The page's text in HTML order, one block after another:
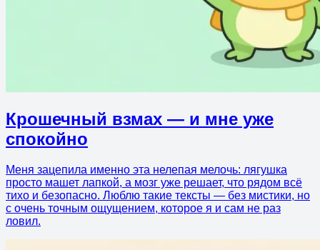
Крошечный взмах — и мне уже
спокойно
Меня зацепила именно эта нелепая мелочь: лягушка
просто машет лапкой, а мозг уже решает, что рядом всё
тихо и безопасно. Люблю такие тексты — без мистики, но
с очень точным ощущением, которое я и сам не раз
ловил.